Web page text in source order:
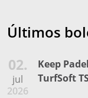
Últimos
02.
jul
2026
Keep
TurfSoft